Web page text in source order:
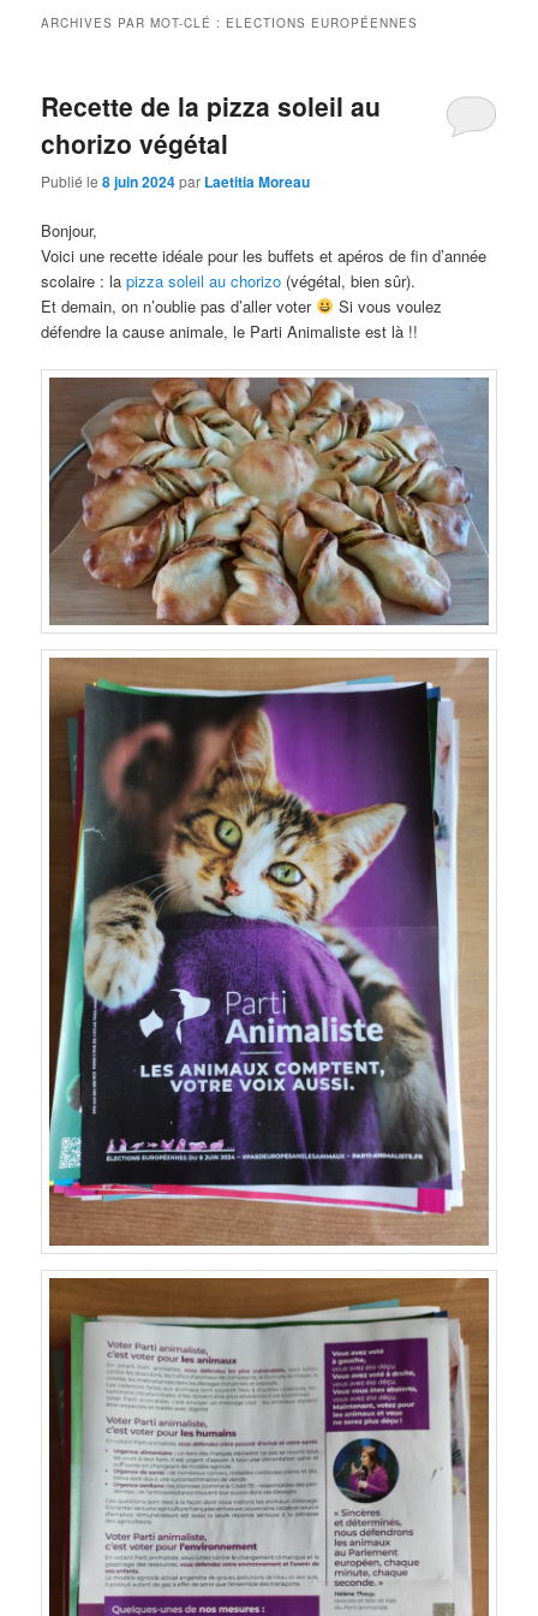
ARCHIVES PAR MOT-CLÉ : ELECTIONS EUROPÉENNES
Recette de la pizza soleil au
chorizo végétal
Publié le8 juin 2024par Laetitia Moreau
Bonjour,
Voici une recette idéale pour les buffets et apéros de fin d’année
scolaire : lapizza soleil au chorizo (végétal, bien sûr).
Et demain, on n’oublie pas d’aller voter
Si vous voulez
défendre la cause animale, le Parti Animaliste est là !!